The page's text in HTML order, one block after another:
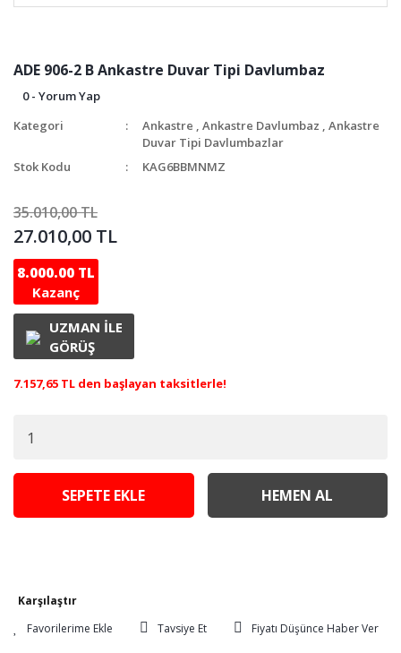
ADE 906-2 B Ankastre Duvar Tipi Davlumbaz
0 - Yorum Yap
Kategori
Ankastre ,Ankastre Davlumbaz ,Ankastre
Duvar Tipi Davlumbazlar
Stok Kodu
KAG6BBMNMZ
35.010,00 TL
27.010,00 TL
Kazanç
8.000.00 TL
UZMAN İLE
GÖRÜŞ
7.157,65 TL den başlayan taksitlerle!
SEPETE EKLE HEMEN AL
Karşılaştır
Tavsiye Et
Fiyatı Düşünce Haber Ver